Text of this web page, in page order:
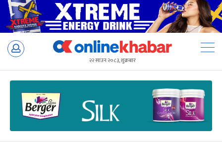
Skip
२२ साउन २०८३, शुक्रबार